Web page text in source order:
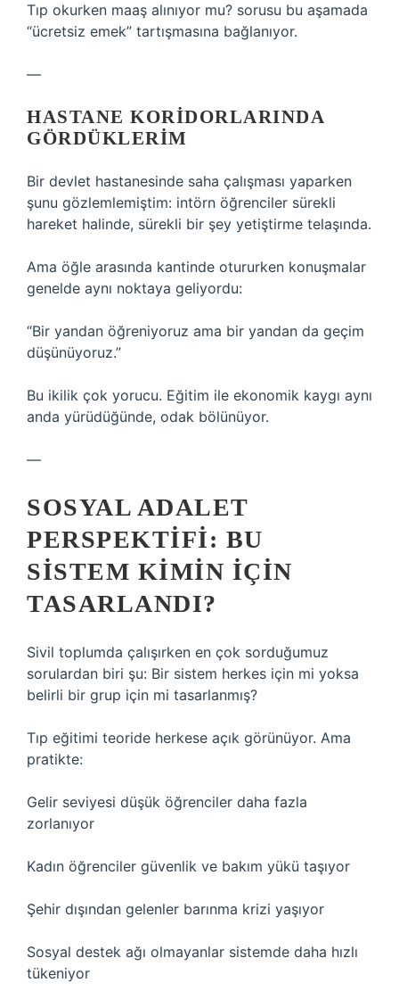
Tıp okurken maaş alınıyor mu? sorusu bu aşamada
“ücretsiz emek” tartışmasına bağlanıyor.
—
HASTANE KORIDORLARINDA
GÖRDÜKLERIM
Bir devlet hastanesinde saha çalışması yaparken
şunu gözlemlemiştim: intörn öğrenciler sürekli
hareket halinde, sürekli bir şey yetiştirme telaşında.
Ama öğle arasında kantinde otururken konuşmalar
genelde aynı noktaya geliyordu:
“Bir yandan öğreniyoruz ama bir yandan da geçim
düşünüyoruz.”
Bu ikilik çok yorucu. Eğitim ile ekonomik kaygı aynı
anda yürüdüğünde, odak bölünüyor.
—
SOSYAL ADALET
PERSPEKTIFI: BU
SISTEM KIMIN IÇIN
TASARLANDI?
Sivil toplumda çalışırken en çok sorduğumuz
sorulardan biri şu: Bir sistem herkes için mi yoksa
belirli bir grup için mi tasarlanmış?
Tıp eğitimi teoride herkese açık görünüyor. Ama
pratikte:
Gelir seviyesi düşük öğrenciler daha fazla
zorlanıyor
Kadın öğrenciler güvenlik ve bakım yükü taşıyor
Şehir dışından gelenler barınma krizi yaşıyor
Sosyal destek ağı olmayanlar sistemde daha hızlı
tükeniyor